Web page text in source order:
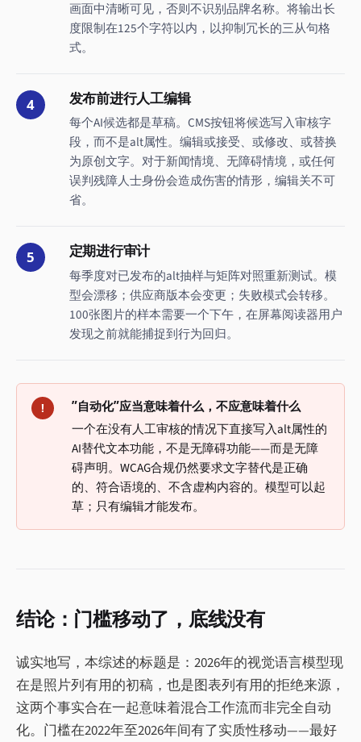
画面中清晰可见，否则不识别品牌名称。将输出长
度限制在125个字符以内，以抑制冗长的三从句格
式。
4 发布前进行人工编辑
每个AI候选都是草稿。CMS按钮将候选写入审核字
段，而不是alt属性。编辑或接受、或修改、或替换
为原创文字。对于新闻情境、无障碍情境，或任何
误判残障人士身份会造成伤害的情形，编辑关不可
省。
5 定期进行审计
每季度对已发布的alt抽样与矩阵对照重新测试。模
型会漂移；供应商版本会变更；失败模式会转移。
100张图片的样本需要一个下午，在屏幕阅读器用户
发现之前就能捕捉到行为回归。
! ”自动化”应当意味着什么，不应意味着什么
一个在没有人工审核的情况下直接写入alt属性的
AI替代文本功能，不是无障碍功能——而是无障
碍声明。WCAG合规仍然要求文字替代是正确
的、符合语境的、不含虚构内容的。模型可以起
草；只有编辑才能发布。
结论：门槛移动了，底线没有
诚实地写，本综述的标题是：2026年的视觉语言模型现
在是照片列有用的初稿，也是图表列有用的拒绝来源，
这两个事实合在一起意味着混合工作流而非完全自动
化。门槛在2022年至2026年间有了实质性移动——最好